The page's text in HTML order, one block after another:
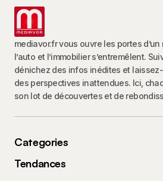
mediavor.fr vous ouvre les portes d’un
l’auto et l’immobilier s’entremêlent.
dénichez des infos inédites et
des perspectives inattendues. Ici,
son lot de découvertes et de
Categories
Tendances